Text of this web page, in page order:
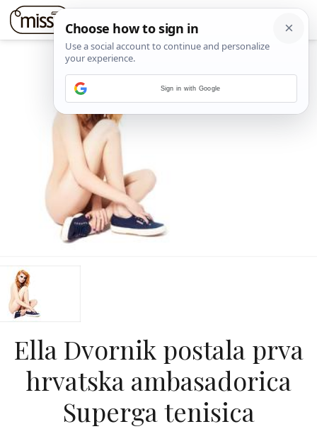
Ella Dvornik postala prva
hrvatska ambasadorica
Superga tenisica
Sign in with Google